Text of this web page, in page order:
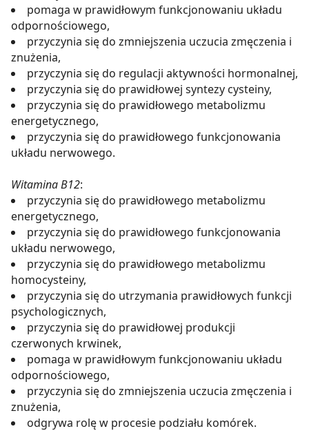
pomaga w prawidłowym funkcjonowaniu układu
odpornościowego,
przyczynia się do zmniejszenia uczucia zmęczenia i
znużenia,
przyczynia się do regulacji aktywności hormonalnej,
przyczynia się do prawidłowej syntezy cysteiny,
przyczynia się do prawidłowego metabolizmu
energetycznego,
przyczynia się do prawidłowego funkcjonowania
układu nerwowego.
Witamina B12:
przyczynia się do prawidłowego metabolizmu
energetycznego,
przyczynia się do prawidłowego funkcjonowania
układu nerwowego,
przyczynia się do prawidłowego metabolizmu
homocysteiny,
przyczynia się do utrzymania prawidłowych funkcji
psychologicznych,
przyczynia się do prawidłowej produkcji
czerwonych krwinek,
pomaga w prawidłowym funkcjonowaniu układu
odpornościowego,
przyczynia się do zmniejszenia uczucia zmęczenia i
znużenia,
odgrywa rolę w procesie podziału komórek.